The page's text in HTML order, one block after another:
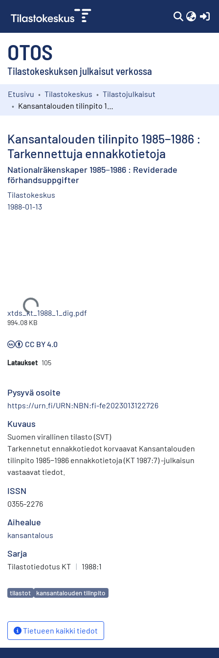
OTOS
Tilastokeskuksen julkaisut verkossa
Kokoelmat
Etusivu Tilastokeskus
Tilastojulkaisut
Kansantalouden tilinpito 1985−1986 :
Tarkennettuja ennakkotietoja
Nationalräkenskaper 1985−1986 : Reviderade
förhandsuppgifter
Tilastokeskus
1988-01-13
Ladataan...
xtds_kt_1988_1_dig.pdf
994.08 KB
CC BY 4.0
Lataukset 105
Pysyvä osoite
https://urn.fi/URN:NBN:fi-fe2023013122726
Kuvaus
Suomen virallinen tilasto (SVT)
Tarkennetut ennakkotiedot korvaavat Kansantalouden
tilinpito 1985−1986 ennakkotietoja (KT 1987:7) -julkaisun
vastaavat tiedot.
ISSN
0355-2276
Aihealue
kansantalous
Sarja
Tilastotiedotus KT | 1988:1
Avainsanat
tilastot kansantalouden tilinpito
Tietueen kaikki tiedot